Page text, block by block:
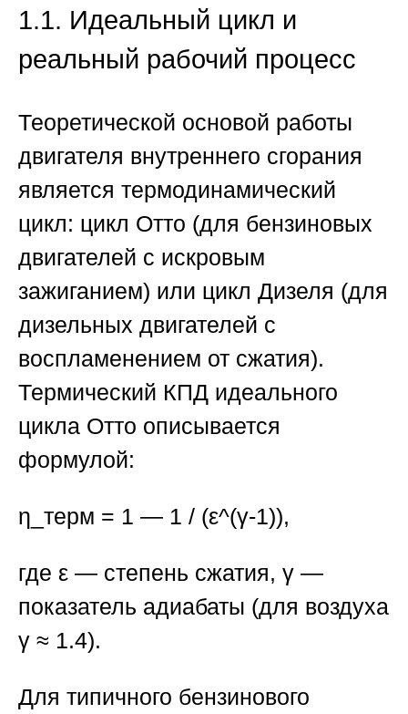
1.1. Идеальный цикл и
реальный рабочий процесс
Теоретической основой работы
двигателя внутреннего сгорания
является термодинамический
цикл: цикл Отто (для бензиновых
двигателей с искровым
зажиганием) или цикл Дизеля (для
дизельных двигателей с
воспламенением от сжатия).
Термический КПД идеального
цикла Отто описывается
формулой:
η_терм = 1 — 1 / (ε^(γ-1)),
где ε — степень сжатия, γ —
показатель адиабаты (для воздуха
γ ≈ 1.4).
Для типичного бензинового